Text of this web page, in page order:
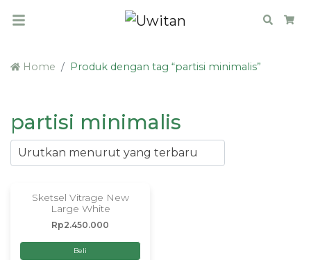
Search
Home Produk dengan tag “partisi minimalis”
partisi minimalis
Sketsel Vitrage New
Large White
Rp2.450.000
Beli